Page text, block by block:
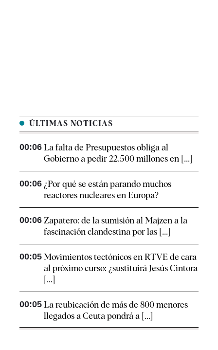
ÚLTIMAS NOTICIAS
00:06 La falta de Presupuestos obliga al
Gobierno a pedir 22.500 millones en [...]
00:06 ¿Por qué se están parando muchos
reactores nucleares en Europa?
00:06 Zapatero: de la sumisión al Majzen a la
fascinación clandestina por las [...]
00:05 Movimientos tectónicos en RTVE de cara
al próximo curso: ¿sustituirá Jesús Cintora
[...]
00:05 La reubicación de más de 800 menores
llegados a Ceuta pondrá a [...]